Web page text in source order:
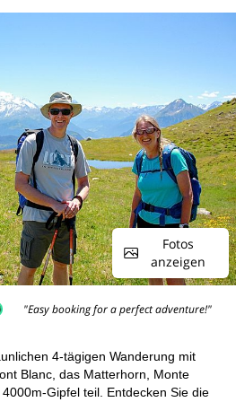
Fotos
anzeigen
"Easy booking for a perfect adventure!"
4-tägigen Wanderung mit
Blanc, das Matterhorn, Monte
Gipfel teil. Entdecken Sie die